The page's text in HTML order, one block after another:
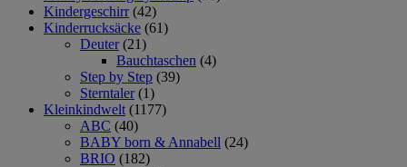
Kindergeschirr (42)
Kinderrucksäcke (61)
Deuter (21)
Bauchtaschen (4)
Step by Step (39)
Sterntaler (1)
Kleinkindwelt (1177)
ABC (40)
BABY born & Annabell (24)
BRIO (182)